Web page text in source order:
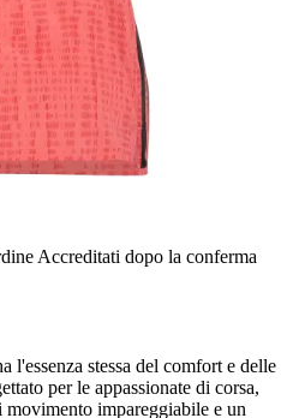
Accreditati dopo la conferma
l'essenza stessa del comfort e delle
per le appassionate di corsa,
impareggiabile e un